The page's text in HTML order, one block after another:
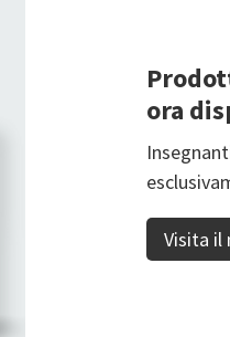
ora
Visita il